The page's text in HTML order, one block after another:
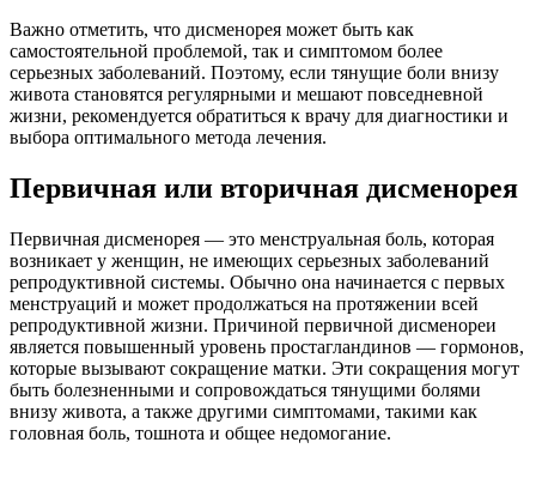
Важно отметить, что дисменорея может быть как
самостоятельной проблемой, так и симптомом более
серьезных заболеваний. Поэтому, если тянущие боли внизу
живота становятся регулярными и мешают повседневной
жизни, рекомендуется обратиться к врачу для диагностики и
выбора оптимального метода лечения.
Первичная или вторичная дисменорея
Первичная дисменорея — это менструальная боль, которая
возникает у женщин, не имеющих серьезных заболеваний
репродуктивной системы. Обычно она начинается с первых
менструаций и может продолжаться на протяжении всей
репродуктивной жизни. Причиной первичной дисменореи
является повышенный уровень простагландинов — гормонов,
которые вызывают сокращение матки. Эти сокращения могут
быть болезненными и сопровождаться тянущими болями
внизу живота, а также другими симптомами, такими как
головная боль, тошнота и общее недомогание.